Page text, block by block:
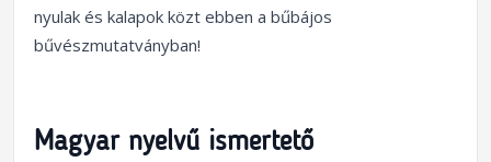
nyulak és kalapok közt ebben a bűbájos
bűvészmutatványban!
Magyar nyelvű ismertető